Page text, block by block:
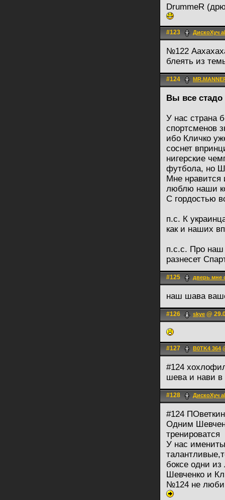
DrummeR
#123 ДискоХуч
№122
блеять из
#124
Вы все
У нас страна
спортсменов
ибо Кличко
соснет
нигерские
футбола, но
Мне нравится
люблю наши
С гордостью
п.с. К
как и наших
п.с.с. Про
разнесет
#125 дверь мне
наш шава
#126 skye @
#127 B0TK4 364
#124
шева и нави
#128 ДискоХуч
#124
Одним
тренироватся
У нас
боксе одни
Шевченко и
№124 не